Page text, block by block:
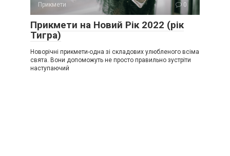
Прикмети 0
Прикмети на Новий Рік 2022 (рік
Тигра)
Новорічні прикмети-одна зі складових улюбленого всіма
свята. Вони допоможуть не просто правильно зустріти
наступаючий